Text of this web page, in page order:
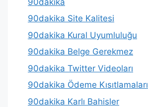
90dakika Site Kalitesi
90dakika Kural Uyumluluğu
90dakika Belge Gerekmez
90dakika Twitter Videoları
90dakika Ödeme Kısıtlamaları
90dakika Karlı Bahisler